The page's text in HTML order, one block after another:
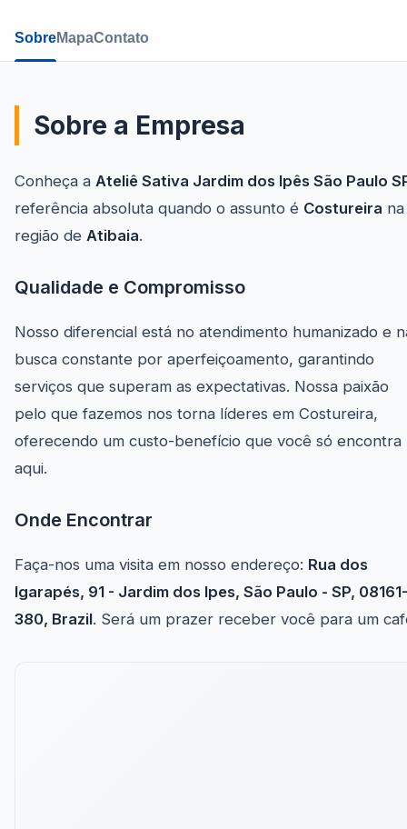
SobreMapaContato
Sobre a Empresa
Conheça a Ateliê Sativa Jardim dos Ipês São Paulo
referência absoluta quando o assunto é Costureira na
região de Atibaia.
Qualidade e Compromisso
Nosso diferencial está no atendimento humanizado e
busca constante por aperfeiçoamento, garantindo
serviços que superam as expectativas. Nossa paixão
pelo que fazemos nos torna líderes em Costureira,
oferecendo um custo-benefício que você só encontra
aqui.
Onde Encontrar
Faça-nos uma visita em nosso endereço: Rua dos
Igarapés, 91 - Jardim dos Ipes, São Paulo - SP, 08161-
380, Brazil. Será um prazer receber você para um